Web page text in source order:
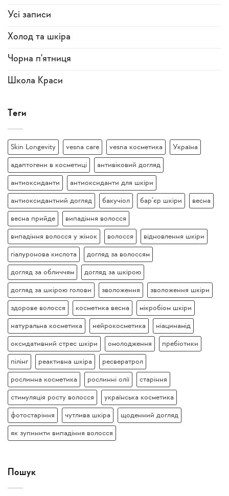
Усi записи
Холод та шкіра
Чорна п'ятниця
Школа Краси
Теги
Skin Longevity vesna care vesna косметика Україна
адаптогени в косметиці антивіковий догляд
антиоксиданти антиоксиданти для шкіри
антиоксидантний догляд бакучіол бар’єр шкіри весна
весна прийде випадіння волосся
випадіння волосся у жінок волосся відновлення шкіри
гіалуронова кислота догляд за волоссям
догляд за обличчям догляд за шкірою
догляд за шкірою голови зволоження зволоження шкіри
здорове волосся косметика весна мікробіом шкіри
натуральна косметика нейрокосметика ніацинамід
оксидативний стрес шкіри омолодження пребіотики
пілінг реактивна шкіра ресвератрол
рослинна косметика рослинні олії старіння
стимуляція росту волосся українська косметика
фотостаріння чутлива шкіра щоденний догляд
як зупинити випадіння волосся
Пошук